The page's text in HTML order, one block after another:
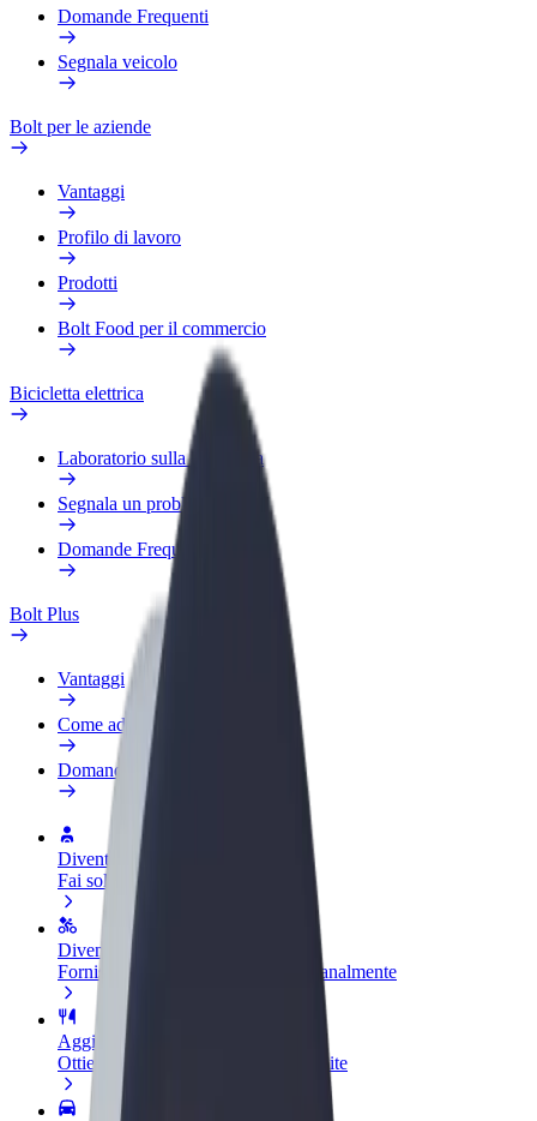
Domande Frequenti
Segnala veicolo
Bolt per le aziende
Vantaggi
Profilo di lavoro
Prodotti
Bolt Food per il commercio
Bicicletta elettrica
Laboratorio sulla Sicurezza
Segnala un problema
Domande Frequenti
Bolt Plus
Vantaggi
Come aderire
Domande Frequenti
Diventa un driver
Fai soldi alle tue condizioni
Diventa un autista Bolt
Fornisci cibo e ricevi pagato settimanalmente
Aggiungi il tuo ristorante o negozio
Ottieni più clienti e aumenta le vendite